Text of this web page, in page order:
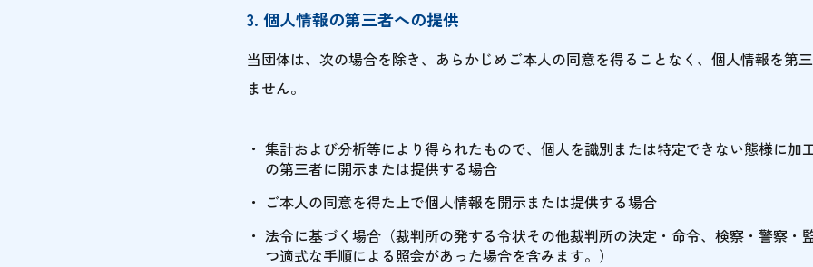
3. 個人情報の第三者への提供
当団体は、次の場合を除き、あらかじめご本人の同意を得ることなく、個人情報を第
ません。
集計および分析等により得られたもので、個人を識別または特定できない態様に加
の第三者に開示または提供する場合
ご本人の同意を得た上で個人情報を開示または提供する場合
法令に基づく場合（裁判所の発する令状その他裁判所の決定・命令、検察・警察・
つ適式な手順による照会があった場合を含みます。）